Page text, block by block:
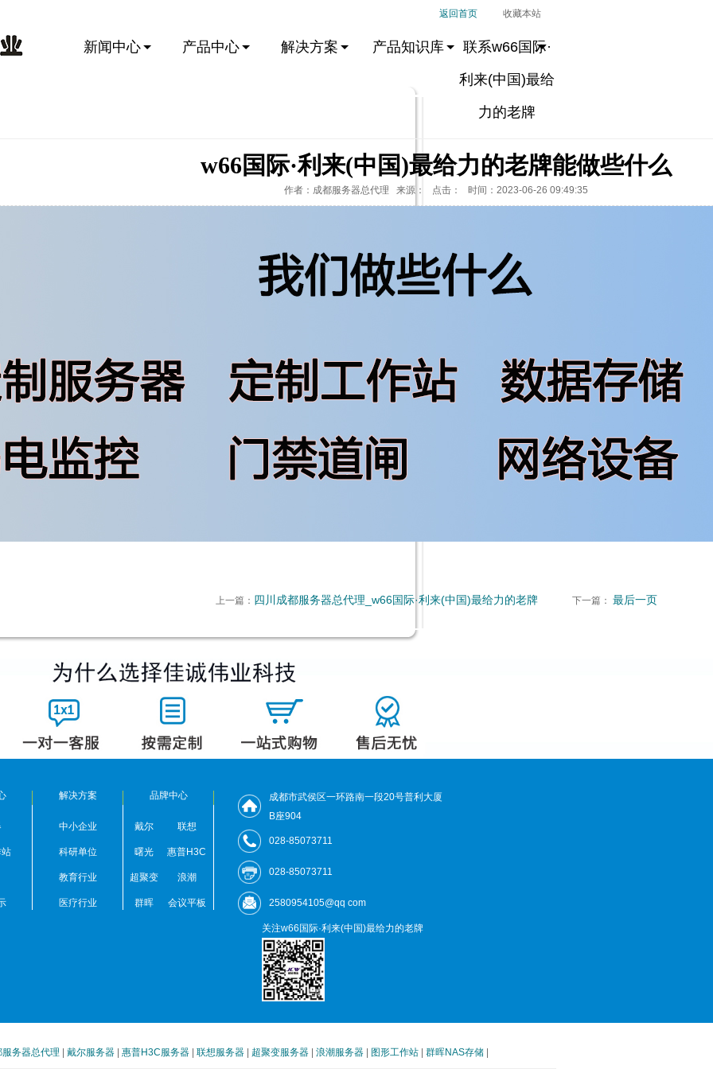
返回首页 收藏本站
新闻中心 产品中心 解决方案 产品知识库 联系w66国际·
利来(中国)最给
力的老牌
w66国际·利来(中国)最给力的老牌能做些什么
作者：成都服务器总代理 来源： 点击： 时间：2023-06-26 09:49:35
上一篇： 四川成都服务器总代理_w66国际·利来(中国)最给力的老牌 下一篇： 最后一页
解决方案
中小企业
科研单位
教育行业
医疗行业
品牌中心
戴尔 联想
曙光 惠普H3C
超聚变 浪潮
群晖 会议平板
成都市武侯区一环路南一段20号普利大厦
B座904
028-85073711
028-85073711
2580954105@qq com
关注w66国际·利来(中国)最给力的老牌
务器总代理 戴尔服务器 惠普H3C服务器 联想服务器 超聚变服务器 浪潮服务器 图形工作站 群晖NAS存储